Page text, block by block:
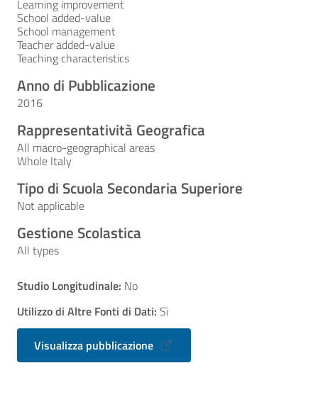
Learning improvement
School added-value
School management
Teacher added-value
Teaching characteristics
Anno di Pubblicazione
2016
Rappresentatività Geografica
All macro-geographical areas
Whole Italy
Tipo di Scuola Secondaria Superiore
Not applicable
Gestione Scolastica
All types
Studio Longitudinale: No
Utilizzo di Altre Fonti di Dati: Sì
Visualizza pubblicazione